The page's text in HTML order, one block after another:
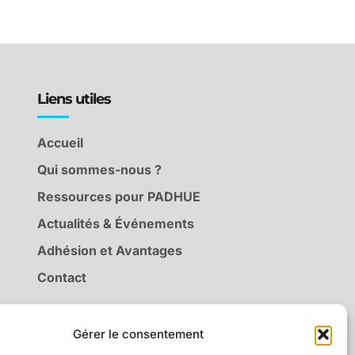
Gérer le consentement
Liens utiles
Accueil
Qui sommes-nous ?
Ressources pour PADHUE
Actualités & Événements
Adhésion et Avantages
Contact